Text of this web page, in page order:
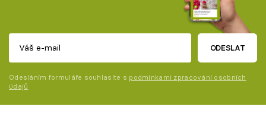
ODESLAT
Odesláním formuláře souhlasíte s podmínkami zpracování osobních
údajů